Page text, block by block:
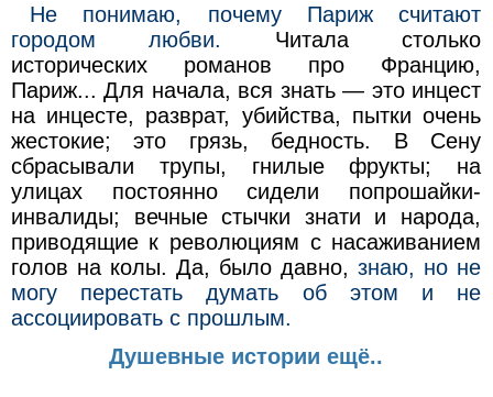
Не понимаю, почему Париж считают
городом любви.
Читала столько
исторических романов про Францию,
Париж... Для начала, вся знать — это инцест
на инцесте, разврат, убийства, пытки очень
жестокие; это грязь, бедность. В Сену
сбрасывали трупы, гнилые фрукты; на
улицах постоянно сидели попрошайки-
инвалиды; вечные стычки знати и народа,
приводящие к революциям с насаживанием
голов на колы. Да, было давно,знаю, но не
могу перестать думать об этом и не
ассоциировать с прошлым.
Душевные истории ещё..